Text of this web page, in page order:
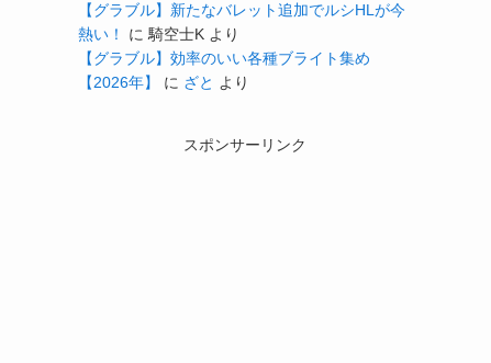
【グラブル】新たなバレット追加でルシHLが今
熱い！
に 騎空士K より
【グラブル】効率のいい各種ブライト集め
【2026年】
に ざと より
スポンサーリンク